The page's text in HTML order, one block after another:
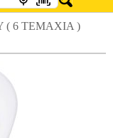
( 6 ΤΕΜΑΧΙΑ )